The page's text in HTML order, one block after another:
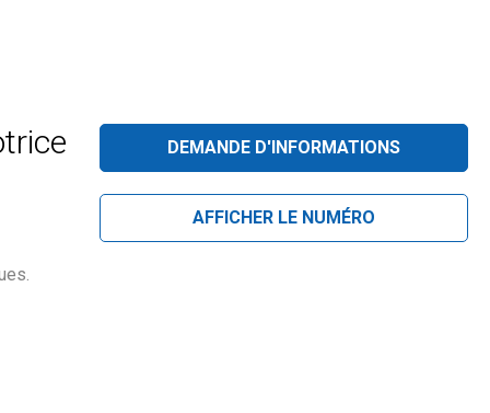
DEMANDE D'INFORMATIONS
AFFICHER LE NUMÉRO